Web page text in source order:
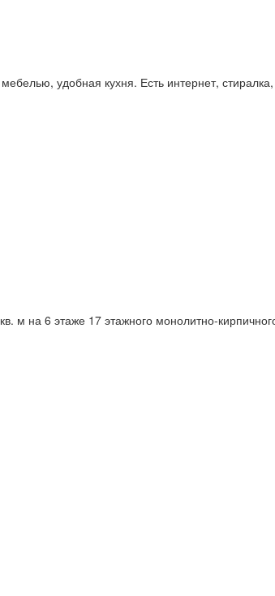
удобная кухня. Есть интернет,
на 6 этаже 17 этажного монолитно-